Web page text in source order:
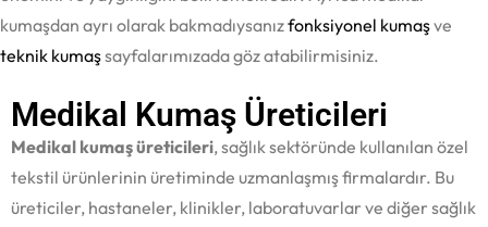
kumaşdan ayrı olarak bakmadıysanızfonksiyonel kumaşve
teknik kumaşsayfalarımızada göz atabilirmisiniz.
Medikal Kumaş Üreticileri
Medikal kumaş üreticileri, sağlık sektöründe kullanılan özel
tekstil ürünlerinin üretiminde uzmanlaşmış firmalardır. Bu
üreticiler, hastaneler, klinikler, laboratuvarlar ve diğer sağlık